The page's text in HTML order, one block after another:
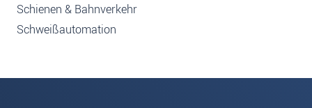
Schienen & Bahnverkehr
Schweißautomation